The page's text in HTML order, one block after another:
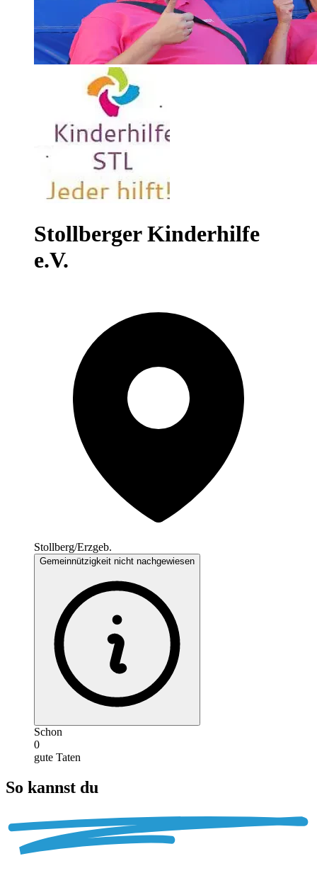
Stollberger Kinderhilfe
e.V.
Stollberg/Erzgeb.
Gemeinnützigkeit nicht nachgewiesen
Schon
0
gute Taten
So kannst du